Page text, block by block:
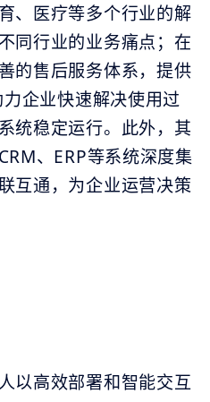
、医疗等多个行业的解
同行业的业务痛点；在
的售后服务体系，提供
企业快速解决使用过
统稳定运行。此外，其
、ERP等系统深度集
互通，为企业运营决策
以高效部署和智能交互